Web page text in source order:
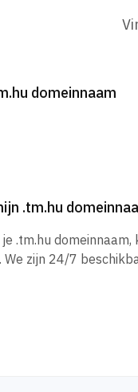
domeinnaam
.tm.hu
.tm.hu
zijn 24/7